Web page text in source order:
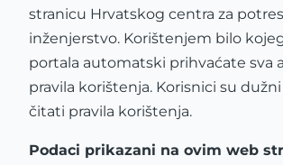
stranicu Hrvatskog centra za
inženjerstvo. Korištenjem bilo
portala automatski prihvaćate sva
pravila korištenja. Korisnici su
čitati pravila korištenja.
Podaci prikazani na ovim web